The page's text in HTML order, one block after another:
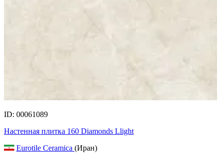
ID: 00061089
Настенная плитка 160 Diamonds Llight
Eurotile Ceramica (Иран)